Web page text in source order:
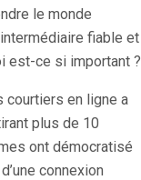
le monde
fiable et
est-ce si important ?
courtiers en ligne a
plus de 10
ont démocratisé
connexion